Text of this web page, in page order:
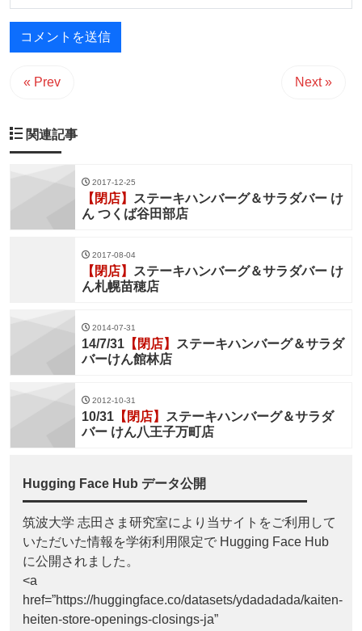
« Prev Next »
関連記事
2017-12-25
【閉店】 ステーキハンバーグ＆サラダバー け
ん つくば谷田部店
2017-08-04
【閉店】 ステーキハンバーグ＆サラダバー け
ん札幌苗穂店
2014-07-31
14/7/31 【閉店】 ステーキハンバーグ＆サラダ
バーけん館林店
2012-10-31
10/31 【閉店】 ステーキハンバーグ＆サラダ
バー けん八王子万町店
Hugging Face Hub データ公開
筑波大学 志田さま研究室により当サイトをご利用して
いただいた情報を学術利用限定で Hugging Face Hub
に公開されました。
<a
href=”https://huggingface.co/datasets/ydadadada/kaiten-
heiten-store-openings-closings-ja”